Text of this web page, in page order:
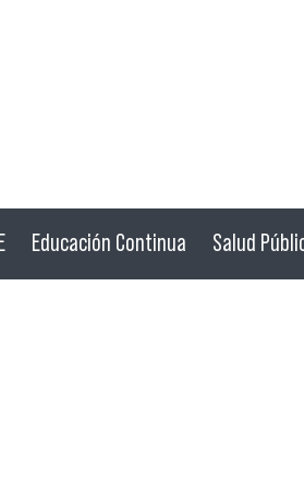
Educación Continua Salud